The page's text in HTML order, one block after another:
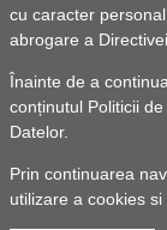
cu caracter
abrogare a
Înainte de a
conținutul Politicii
Datelor.
Prin continuarea
utilizare a cookies
© 2025 UAT
Programul
publice locale,